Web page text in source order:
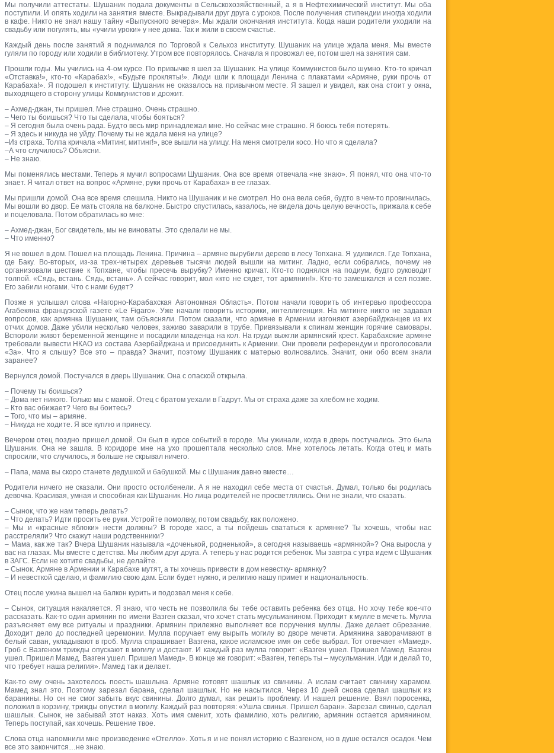
Мы получили аттестаты. Шушаник подала документы в Сельскохозяйственный, а я в Нефтехимический институт. Мы оба
поступили. И опять ходили на занятия вместе. Выкрадывали друг друга с уроков. После получения стипендии иногда ходили
в кафе. Никто не знал нашу тайну «Выпускного вечера». Мы ждали окончания института. Когда наши родители уходили на
свадьбу или погулять, мы «учили уроки» у нее дома. Так и жили в своем счастье.
Каждый день после занятий я поднимался по Торговой к Сельхоз институту. Шушаник на улице ждала меня. Мы вместе
гуляли по городу или ходили в библиотеку. Утром все повторялось. Сначала я провожал ее, потом шел на занятия сам.
Прошли годы. Мы учились на 4-ом курсе. По привычке я шел за Шушаник. На улице Коммунистов было шумно. Кто-то кричал
«Отставка!», кто-то «Карабах!», «Будьте прокляты!». Люди шли к площади Ленина с плакатами «Армяне, руки прочь от
Карабаха!». Я подошел к институту. Шушаник не оказалось на привычном месте. Я зашел и увидел, как она стоит у окна,
выходящего в сторону улицы Коммунистов и дрожит.
– Ахмед-джан, ты пришел. Мне страшно. Очень страшно.
– Чего ты боишься? Что ты сделала, чтобы бояться?
– Я сегодня была очень рада. Будто весь мир принадлежал мне. Но сейчас мне страшно. Я боюсь тебя потерять.
– Я здесь и никуда не уйду. Почему ты не ждала меня на улице?
–Из страха. Толпа кричала «Митинг, митинг!», все вышли на улицу. На меня смотрели косо. Но что я сделала?
–А что случилось? Объясни.
– Не знаю.
Мы поменялись местами. Теперь я мучил вопросами Шушаник. Она все время отвечала «не знаю». Я понял, что она что-то
знает. Я читал ответ на вопрос «Армяне, руки прочь от Карабаха» в ее глазах.
Мы пришли домой. Она все время спешила. Никто на Шушаник и не смотрел. Но она вела себя, будто в чем-то провинилась.
Мы вошли во двор. Ее мать стояла на балконе. Быстро спустилась, казалось, не видела дочь целую вечность, прижала к себе
и поцеловала. Потом обратилась ко мне:
– Ахмед-джан, Бог свидетель, мы не виноваты. Это сделали не мы.
– Что именно?
Я не вошел в дом. Пошел на площадь Ленина. Причина – армяне вырубили дерево в лесу Топхана. Я удивился. Где Топхана,
где Баку. Во-вторых, из-за трех-четырех деревьев тысячи людей вышли на митинг. Ладно, если собрались, почему не
организовали шествие к Топхане, чтобы пресечь вырубку? Именно кричат. Кто-то поднялся на подиум, будто руководит
толпой. «Сядь, встань. Сядь, встань». А сейчас говорит, мол «кто не сядет, тот армянин!». Кто-то замешкался и сел позже.
Его забили ногами. Что с нами будет?
Позже я услышал слова «Нагорно-Карабахская Автономная Область». Потом начали говорить об интервью профессора
Агабекяна французской газете «Le Figaro». Уже начали говорить историки, интеллигенция. На митинге никто не задавал
вопросов, как армянка Шушаник, там объясняли. Потом сказали, что армяне в Армении изгоняют азербайджанцев из их
отчих домов. Даже убили несколько человек, заживо заварили в трубе. Привязывали к спинам женщин горячие самовары.
Вспороли живот беременной женщине и посадили младенца на кол. На груди выжгли армянский крест. Карабахские армяне
требовали вывести НКАО из состава Азербайджана и присоединить к Армении. Они провели референдум и проголосовали
«За». Что я слышу? Все это – правда? Значит, поэтому Шушаник с матерью волновались. Значит, они обо всем знали
заранее?
Вернулся домой. Постучался в дверь Шушаник. Она с опаской открыла.
– Почему ты боишься?
– Дома нет никого. Только мы с мамой. Отец с братом уехали в Гадрут. Мы от страха даже за хлебом не ходим.
– Кто вас обижает? Чего вы боитесь?
– Того, что мы – армяне.
– Никуда не ходите. Я все куплю и принесу.
Вечером отец поздно пришел домой. Он был в курсе событий в городе. Мы ужинали, когда в дверь постучались. Это была
Шушаник. Она не зашла. В коридоре мне на ухо прошептала несколько слов. Мне хотелось летать. Когда отец и мать
спросили, что случилось, я больше не скрывал ничего.
– Папа, мама вы скоро станете дедушкой и бабушкой. Мы с Шушаник давно вместе…
Родители ничего не сказали. Они просто остолбенели. А я не находил себе места от счастья. Думал, только бы родилась
девочка. Красивая, умная и способная как Шушаник. Но лица родителей не просветлялись. Они не знали, что сказать.
– Сынок, что же нам теперь делать?
– Что делать? Идти просить ее руки. Устройте помолвку, потом свадьбу, как положено.
– Мы и «красные яблоки» нести должны? В городе хаос, а ты пойдешь свататься к армянке? Ты хочешь, чтобы нас
расстреляли? Что скажут наши родственники?
– Мама, как же так? Вчера Шушаник называла «доченькой, родненькой», а сегодня называешь «армянкой»? Она выросла у
вас на глазах. Мы вместе с детства. Мы любим друг друга. А теперь у нас родится ребенок. Мы завтра с утра идем с Шушаник
в ЗАГС. Если не хотите свадьбы, не делайте.
– Сынок. Армяне в Армении и Карабахе мутят, а ты хочешь привести в дом невестку- армянку?
– И невесткой сделаю, и фамилию свою дам. Если будет нужно, и религию нашу примет и национальность.
Отец после ужина вышел на балкон курить и подозвал меня к себе.
– Сынок, ситуация накаляется. Я знаю, что честь не позволила бы тебе оставить ребенка без отца. Но хочу тебе кое-что
рассказать. Как-то один армянин по имени Вазген сказал, что хочет стать мусульманином. Приходит к мулле в мечеть. Мулла
разъясняет ему все ритуалы и праздники. Армянин прилежно выполняет все поручения муллы. Даже делает обрезание.
Доходит дело до последней церемонии. Мулла поручает ему вырыть могилу во дворе мечети. Армянина заворачивают в
белый саван, укладывают в гроб. Мулла спрашивает Вазгена, какое исламское имя он себе выбрал. Тот отвечает «Мамед».
Гроб с Вазгеном трижды опускают в могилу и достают. И каждый раз мулла говорит: «Вазген ушел. Пришел Мамед. Вазген
ушел. Пришел Мамед. Вазген ушел. Пришел Мамед». В конце же говорит: «Вазген, теперь ты – мусульманин. Иди и делай то,
что требует наша религия». Мамед так и делает.
Как-то ему очень захотелось поесть шашлыка. Армяне готовят шашлык из свинины. А ислам считает свинину харамом.
Мамед знал это. Поэтому зарезал барана, сделал шашлык. Но не насытился. Через 10 дней снова сделал шашлык из
баранины. Но он не смог забыть вкус свинины. Долго думал, как решить проблему. И нашел решение. Взял поросенка,
положил в корзину, трижды опустил в могилу. Каждый раз повторяя: «Ушла свинья. Пришел баран». Зарезал свинью, сделал
шашлык. Сынок, не забывай этот наказ. Хоть имя сменит, хоть фамилию, хоть религию, армянин остается армянином.
Теперь поступай, как хочешь. Решение твое.
Слова отца напомнили мне произведение «Отелло». Хоть я и не понял историю с Вазгеном, но в душе остался осадок. Чем
все это закончится…не знаю.